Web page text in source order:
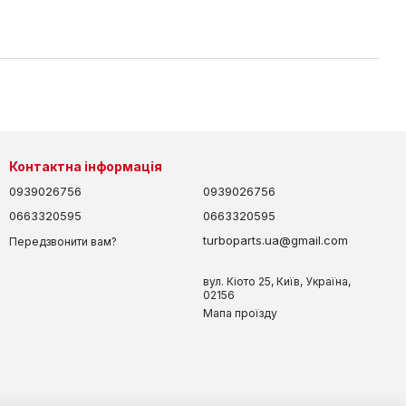
Контактна інформація
0939026756
0663320595
Передзвонити вам?
0939026756
0663320595
turboparts.ua@gmail.com
вул. Кіото 25, Київ, Україна,
02156
Мапа проїзду